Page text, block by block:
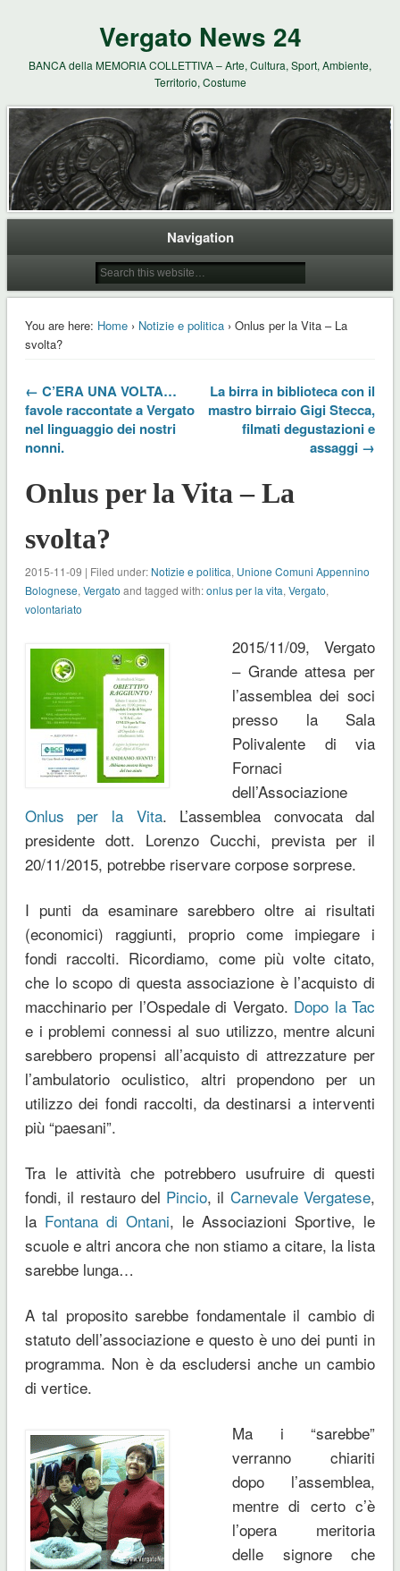
Vergato News 24
BANCA della MEMORIA COLLETTIVA – Arte, Cultura, Sport, Ambiente,
Territorio, Costume
Navigation
You are here: Home› Notizie e politica› Onlus per la Vita – La
svolta?
← C’ERA UNA VOLTA…
favole raccontate a Vergato
nel linguaggio dei nostri
nonni.
La birra in biblioteca con il
mastro birraio Gigi Stecca,
filmati degustazioni e
assaggi →
Onlus per la Vita – La
svolta?
2015-11-09 | Filed under: Notizie e politica, Unione Comuni Appennino
Bolognese, Vergato and tagged with:onlus per la vita, Vergato,
volontariato
2015/11/09, Vergato
– Grande attesa per
l’assemblea dei soci
presso la Sala
Polivalente di via
Fornaci
dell’Associazione
Onlus per la Vita. L’assemblea convocata dal
presidente dott. Lorenzo Cucchi, prevista per il
20/11/2015, potrebbe riservare corpose sorprese.
I punti da esaminare sarebbero oltre ai risultati
(economici) raggiunti, proprio come impiegare i
fondi raccolti. Ricordiamo, come più volte citato,
che lo scopo di questa associazione è l’acquisto di
macchinario per l’Ospedale di Vergato. Dopo la Tac
e i problemi connessi al suo utilizzo, mentre alcuni
sarebbero propensi all’acquisto di attrezzature per
l’ambulatorio oculistico, altri propendono per un
utilizzo dei fondi raccolti, da destinarsi a interventi
più “paesani”.
Tra le attività che potrebbero usufruire di questi
fondi, il restauro del Pincio, il Carnevale Vergatese,
la Fontana di Ontani, le Associazioni Sportive, le
scuole e altri ancora che non stiamo a citare, la lista
sarebbe lunga…
A tal proposito sarebbe fondamentale il cambio di
statuto dell’associazione e questo è uno dei punti in
programma. Non è da escludersi anche un cambio
di vertice.
Ma i “sarebbe”
verranno chiariti
dopo l’assemblea,
mentre di certo c’è
l’opera meritoria
delle signore che